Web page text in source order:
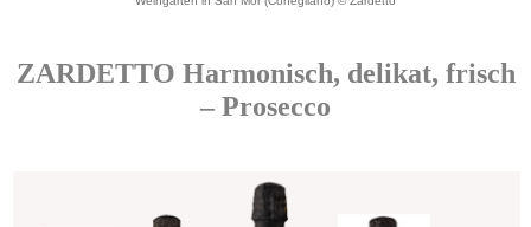
ZARDETTO Harmonisch, delikat, frisch
– Prosecco